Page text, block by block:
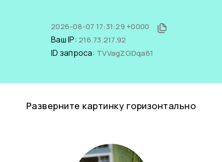
2026-08-07 17:31:29 +0000
Ваш IP: 216.73.217.92
ID запроса: TVVagZGDqa61
Разверните картинку горизонтально